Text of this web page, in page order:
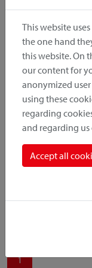
produit, le point de
Catégorie de
Position de
Système de
1
This website
the one hand
this website. On
our content for
anonymized
using these
regarding
and regarding
Accept all